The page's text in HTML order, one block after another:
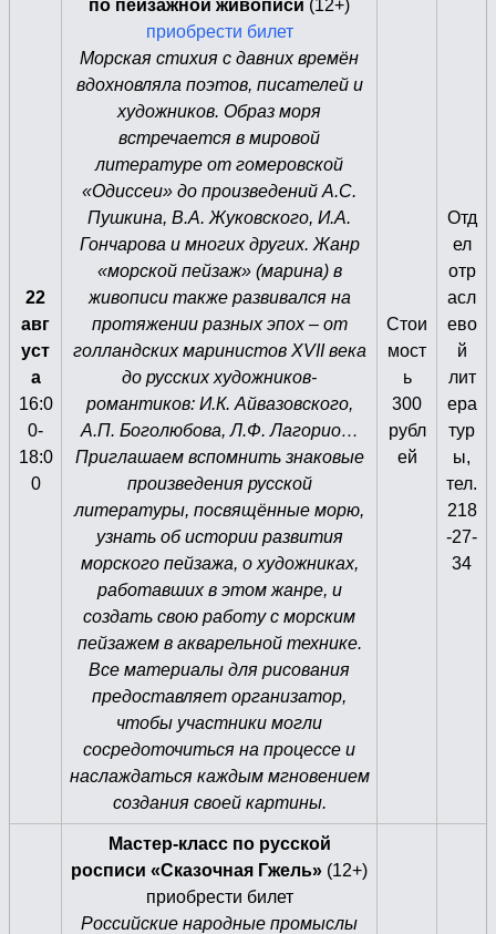
22
авг
уст
а
16:0
0-
18:0
0
по пейзажной живописи (12+)
приобрести билет
Морская стихия с давних времён
вдохновляла поэтов, писателей и
художников. Образ моря
встречается в мировой
литературе от гомеровской
«Одиссеи» до произведений А.С.
Пушкина, В.А. Жуковского, И.А.
Гончарова и многих других. Жанр
«морской пейзаж» (марина) в
живописи также развивался на
протяжении разных эпох – от
голландских маринистов XVII века
до русских художников-
романтиков: И.К. Айвазовского,
А.П. Боголюбова, Л.Ф. Лагорио…
Приглашаем вспомнить знаковые
произведения русской
литературы, посвящённые морю,
узнать об истории развития
морского пейзажа, о художниках,
работавших в этом жанре, и
создать свою работу с морским
пейзажем в акварельной технике.
Все материалы для рисования
предоставляет организатор,
чтобы участники могли
сосредоточиться на процессе и
наслаждаться каждым мгновением
создания своей картины.
Стои
мост
ь
300
рубл
ей
Отд
ел
отр
асл
ево
й
лит
ера
тур
ы,
тел.
218
-27-
34
Мастер-класс по русской
росписи «Сказочная Гжель» (12+)
приобрести билет
Российские народные промыслы